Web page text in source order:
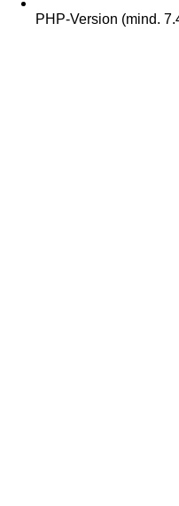
PHP-Version (mind.